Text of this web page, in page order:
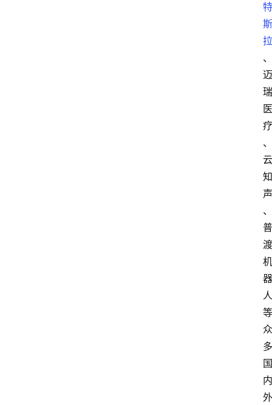
特
斯
拉
、
迈
瑞
医
疗
、
云
知
声
、
普
渡
机
器
人
等
众
多
国
内
外